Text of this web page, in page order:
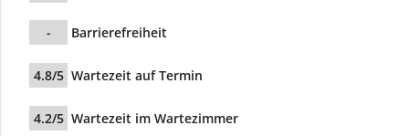
- Barrierefreiheit
4.8/5 Wartezeit auf Termin
4.2/5 Wartezeit im Wartezimmer